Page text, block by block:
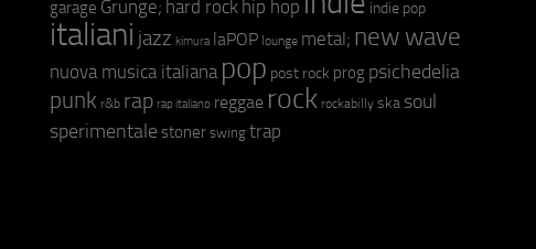
garage Grunge; hard rock hip hop indie pop
italiani jazz kimura laPOP lounge metal; new wave
nuova musica italiana pop post rock prog psichedelia
punk r&b rap rap italiano reggae rock rockabilly ska soul
sperimentale stoner swing trap